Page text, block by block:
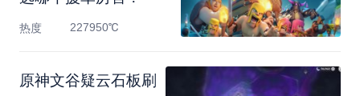
热度 227950℃
原神文谷疑云石板刷